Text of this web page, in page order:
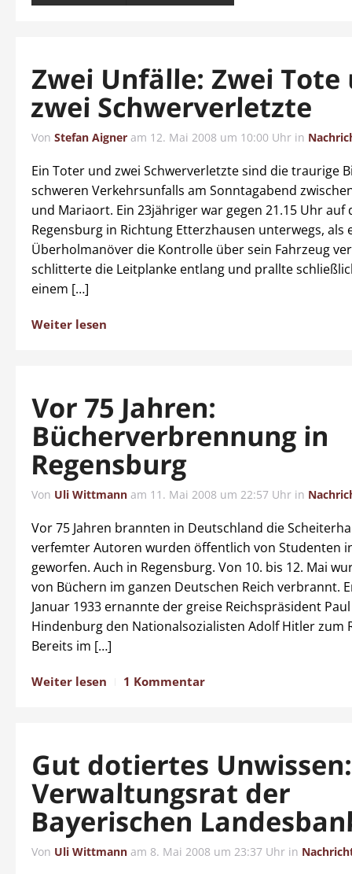
Zwei Unfälle: Zwei Tote
zwei Schwerverletzte
Von Stefan Aigner am 12. Mai 2008 um 10:00 Uhr in
Ein Toter und zwei Schwerverletzte sind die traurige
schweren Verkehrsunfalls am Sonntagabend
und Mariaort. Ein 23jähriger war gegen 21.15 Uhr auf
Regensburg in Richtung Etterzhausen unterwegs, als
Überholmanöver die Kontrolle über sein Fahrzeug
schlitterte die Leitplanke entlang und prallte
einem […]
Weiter lesen
Vor 75 Jahren:
Bücherverbrennung in
Regensburg
Von Uli Wittmann am 11. Mai 2008 um 22:57 Uhr in
Vor 75 Jahren brannten in Deutschland die
verfemter Autoren wurden öffentlich von Studenten
geworfen. Auch in Regensburg. Von 10. bis 12. Mai
von Büchern im ganzen Deutschen Reich verbrannt.
Januar 1933 ernannte der greise Reichspräsident
Hindenburg den Nationalsozialisten Adolf Hitler zum
Bereits im […]
Weiter lesen 1 Kommentar
Gut dotiertes
Verwaltungsrat der
Bayerischen
Von Uli Wittmann am 8. Mai 2008 um 23:37 Uhr in